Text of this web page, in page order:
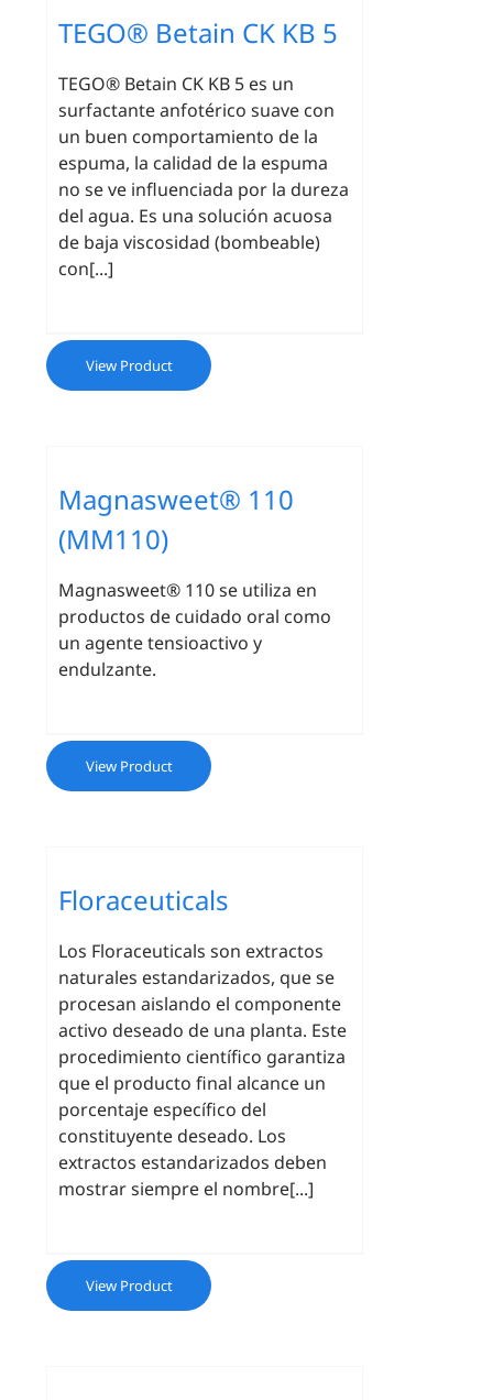
TEGO® Betain CK KB 5
TEGO® Betain CK KB 5 es un
surfactante anfotérico suave con
un buen comportamiento de la
espuma, la calidad de la espuma
no se ve influenciada por la dureza
del agua. Es una solución acuosa
de baja viscosidad (bombeable)
con[...]
View Product
Magnasweet® 110
(MM110)
Magnasweet® 110 se utiliza en
productos de cuidado oral como
un agente tensioactivo y
endulzante.
View Product
Floraceuticals
Los Floraceuticalsson extractos
naturales estandarizados, que se
procesan aislando el componente
activo deseado de una planta. Este
procedimiento científico garantiza
que el producto final alcance un
porcentaje específico del
constituyente deseado. Los
extractos estandarizados deben
mostrar siempre el nombre[...]
View Product